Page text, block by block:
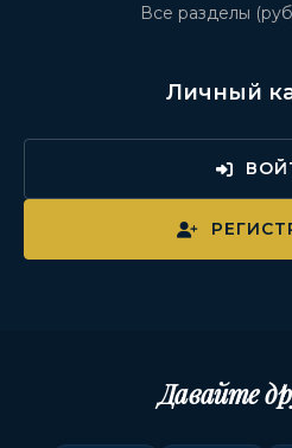
Все разделы
Личный
Давайте